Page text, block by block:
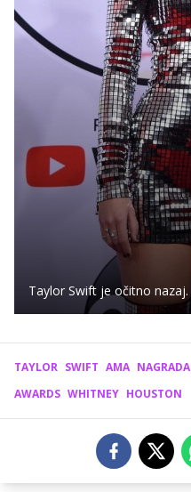
Taylor Swift je očitno nazaj.
TAYLOR SWIFT AMA NAGRADA
AWARDS WHITNEY HOUSTON